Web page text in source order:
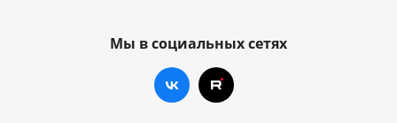
Мы в социальных сетях